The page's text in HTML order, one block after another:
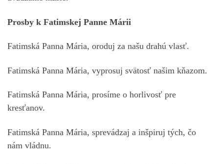
Prosby k Fatimskej Panne Márii
Fatimská Panna Mária, oroduj za našu drahú vlasť.
Fatimská Panna Mária, vyprosuj svätosť našim kňazom.
Fatimská Panna Mária, prosíme o horlivosť pre
kresťanov.
Fatimská Panna Mária, sprevádzaj a inšpiruj tých, čo
nám vládnu.